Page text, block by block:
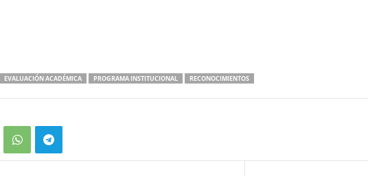
EVALUACIÓN ACADÉMICA PROGRAMA INSTITUCIONAL RECONOCIMIENTOS